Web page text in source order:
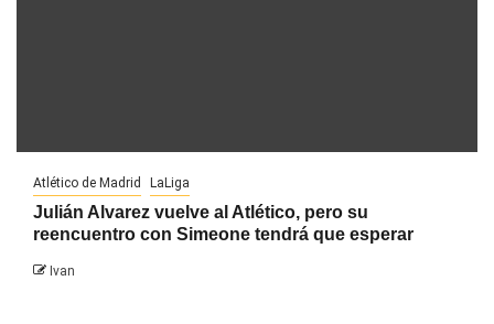
Atlético de Madrid LaLiga
Julián Alvarez vuelve al Atlético, pero su
reencuentro con Simeone tendrá que esperar
Ivan